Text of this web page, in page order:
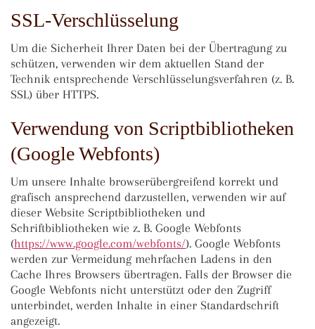
SSL-Verschlüsselung
Um die Sicherheit Ihrer Daten bei der Übertragung zu
schützen, verwenden wir dem aktuellen Stand der
Technik entsprechende Verschlüsselungsverfahren (z. B.
SSL) über HTTPS.
Verwendung von Scriptbibliotheken
(Google Webfonts)
Um unsere Inhalte browserübergreifend korrekt und
grafisch ansprechend darzustellen, verwenden wir auf
dieser Website Scriptbibliotheken und
Schriftbibliotheken wie z. B. Google Webfonts
(https://www.google.com/webfonts/). Google Webfonts
werden zur Vermeidung mehrfachen Ladens in den
Cache Ihres Browsers übertragen. Falls der Browser die
Google Webfonts nicht unterstützt oder den Zugriff
unterbindet, werden Inhalte in einer Standardschrift
angezeigt.